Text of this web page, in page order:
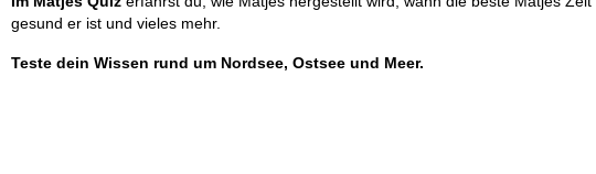
gesund er ist und vieles mehr.
Teste dein Wissen rund um Nordsee, Ostsee und Meer.